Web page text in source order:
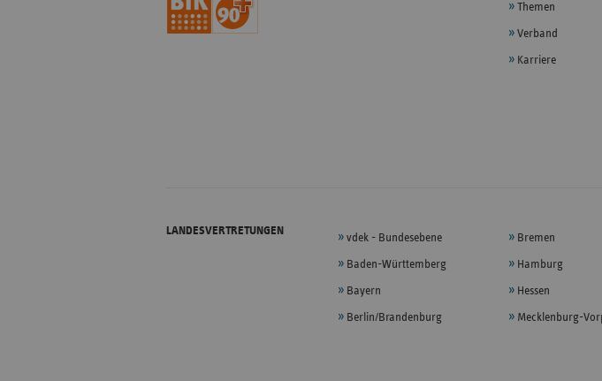
Themen
Verband
Karriere
LANDESVERTRETUNGEN
vdek - Bundesebene
Baden-Württemberg
Bayern
Berlin/Brandenburg
Bremen
Hamburg
Hessen
Mecklenburg-